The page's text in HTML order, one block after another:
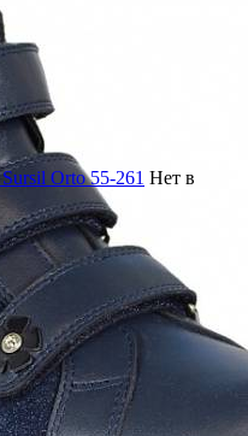
Orto 55-261 Нет в